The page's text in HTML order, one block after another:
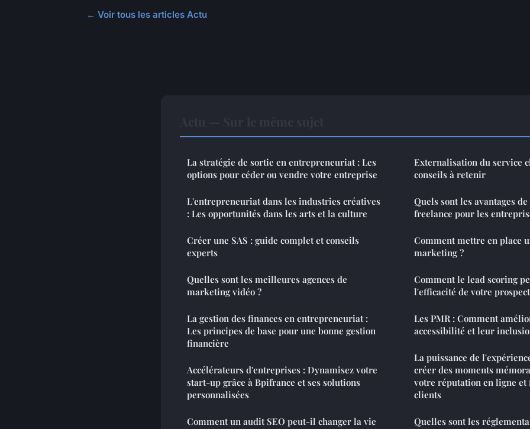
← Voir tous les articles Actu
La stratégie de sortie en entrepreneuriat : Les
options pour céder ou vendre votre entreprise
L'entrepreneuriat dans les industries créatives
: Les opportunités dans les arts et la culture
Créer une SAS : guide complet et conseils
experts
Quelles sont les meilleures agences de
marketing vidéo ?
La gestion des finances en entrepreneuriat :
Les principes de base pour une bonne gestion
financière
Accélérateurs d'entreprises : Dynamisez votre
start-up grâce à Bpifrance et ses solutions
personnalisées
Comment un audit SEO peut-il changer la vie
Externalisation du service
conseils à retenir
Quels sont les avantages
freelance pour les
Comment mettre en place
marketing ?
Comment le lead scoring
l'efficacité de votre
Les PMR : Comment
accessibilité et leur
La puissance de
créer des moments
votre réputation en ligne et
clients
Quelles sont les